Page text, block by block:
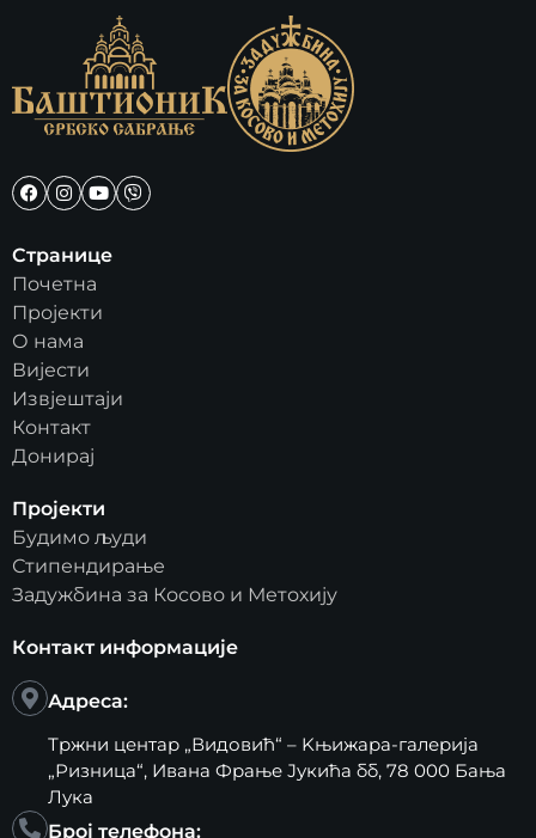
Странице
Почетна
Пројекти
О нама
Вијести
Извјештаји
Контакт
Донирај
Пројекти
Будимо људи
Стипендирање
Задужбина за Косово и Метохију
Контакт информације
Адреса:
Тржни центар „Видовић“ – Kњижара-галерија
„Ризница“, Ивана Фрање Јукића бб, 78 000 Бања
Лука
Број телефона: